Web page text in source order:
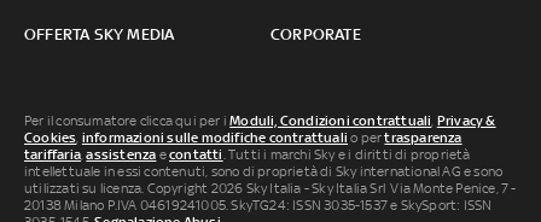
OFFERTA SKY MEDIA CORPORATE
Per il consumatore clicca qui per iModuli, Condizioni contrattuali Privacy &
Cookies informazioni sulle modifiche contrattuali o pertrasparenza
tariffaria ,assistenza econtatti . Tutti i marchi Sky e i diritti di proprietà
intellettuale in essi contenuti, sono di proprietà di Sky international AG e sono
utilizzati su licenza. Copyright 2026 Sky Italia - Sky Italia Srl Via Monte Penice, 7 -
20138 Milano P.IVA 04619241005. SkyTG24: ISSN 3035-1537 e SkySport: ISSN